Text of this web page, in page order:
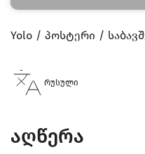
Yolo პოსტერი
რუსული
აღწერა